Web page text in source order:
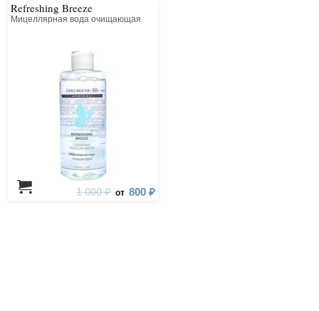
Refreshing Breeze
Мицеллярная вода очищающая
1 000 ₽ от 800 ₽